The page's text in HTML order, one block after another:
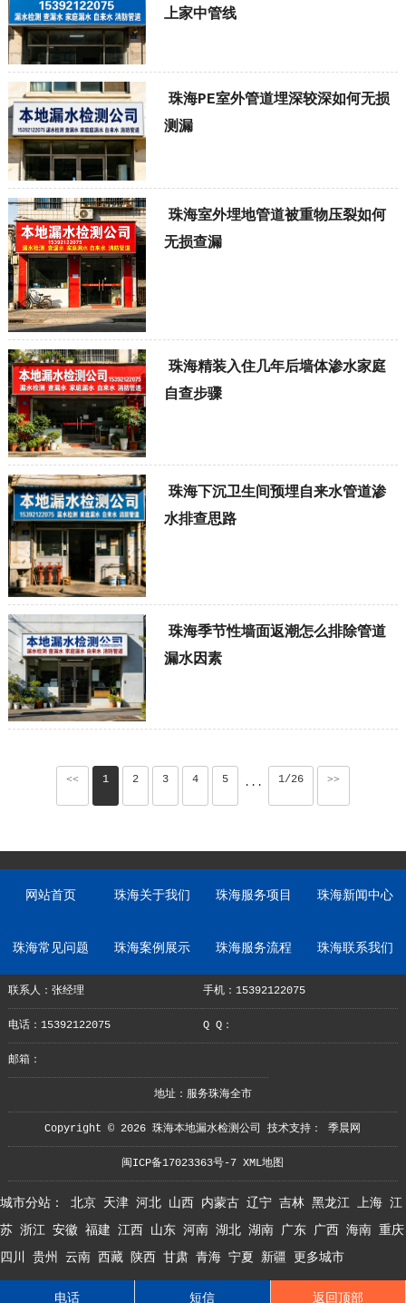
上家中管线
珠海PE室外管道埋深较深如何无损
测漏
珠海室外埋地管道被重物压裂如何
无损查漏
珠海精装入住几年后墙体渗水家庭
自查步骤
珠海下沉卫生间预埋自来水管道渗
水排查思路
珠海季节性墙面返潮怎么排除管道
漏水因素
<< 1 2 3 4 5 ··· 1/26 >>
网站首页 珠海关于我们 珠海服务项目 珠海新闻中心
珠海常见问题 珠海案例展示 珠海服务流程 珠海联系我们
联系人：张经理 手机：15392122075
电话：15392122075 Q Q：
邮箱：
地址：服务珠海全市
Copyright © 2026 珠海本地漏水检测公司 技术支持：季晨网
闽ICP备17023363号-7 XML地图
城市分站： 北京 天津 河北 山西 内蒙古 辽宁 吉林 黑龙江 上海 江
苏 浙江 安徽 福建 江西 山东 河南 湖北 湖南 广东 广西 海南 重庆
四川
贵州 云南 西藏 陕西 甘肃 青海 宁夏 新疆 更多城市
电话 短信 返回顶部